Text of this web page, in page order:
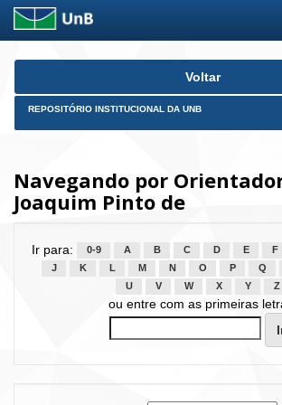
Skip
Voltar
REPOSITÓRIO INSTITUCIONAL DA UNB
Navegando por
Joaquim Pinto de
Ir para: 0-9 A B C D E F
J
K L M N O P Q
U
V W X Y Z
ou entre com as primeiras